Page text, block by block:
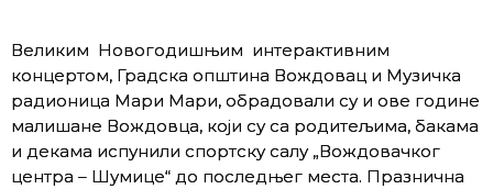
Великим Новогодишњим интерактивним
концертом, Градска општина Вождовац и Музичка
радионица Мари Мари, обрадовали су и ове године
малишане Вождовца, који су са родитељима, бакама
и декама испунили спортску салу „Вождовачког
центра – Шумице“ до последњег места. Празнична